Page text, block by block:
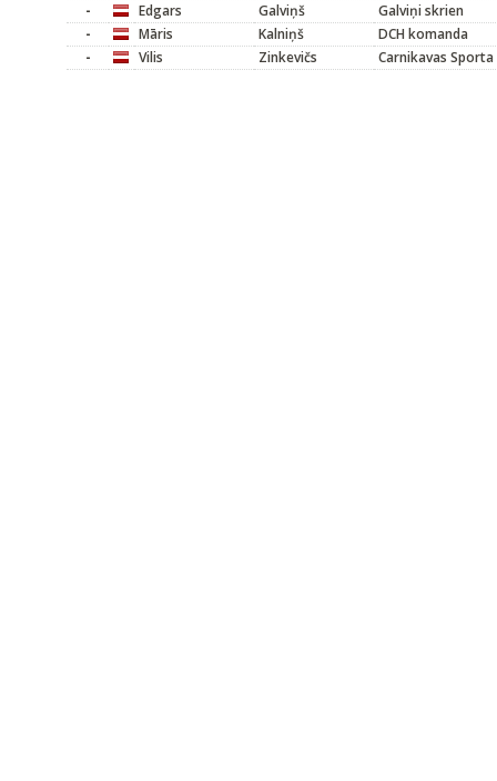
-
Edgars Galviņš
Galviņi skrien
-
Māris Kalniņš
DCH komanda
-
Vilis Zinkevičs Carnikavas